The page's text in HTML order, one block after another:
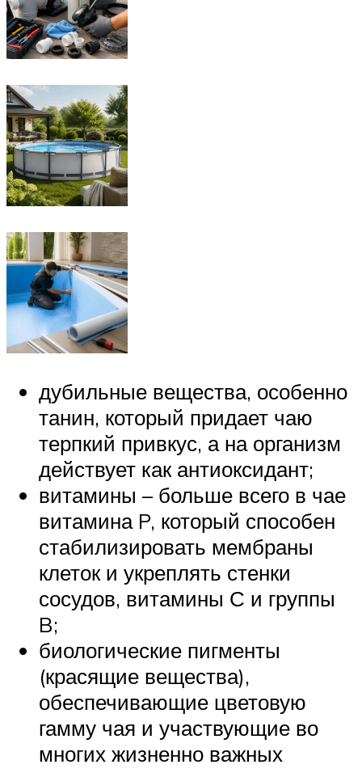
дубильные вещества, особенно
танин, который придает чаю
терпкий привкус, а на организм
действует как антиоксидант;
витамины – больше всего в чае
витамина P, который способен
стабилизировать мембраны
клеток и укреплять стенки
сосудов, витамины С и группы
B;
биологические пигменты
(красящие вещества),
обеспечивающие цветовую
гамму чая и участвующие во
многих жизненно важных